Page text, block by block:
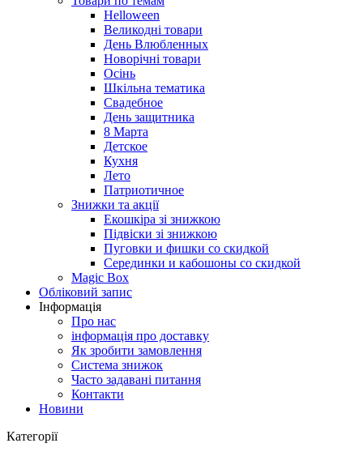
Helloween
Великодні товари
День Влюбленных
Новорічні товари
Осінь
Шкільна тематика
Свадебное
День защитника
8 Марта
Детское
Кухня
Лето
Патриотичное
Знижки та акції
Екошкіра зі знижкою
Підвіски зі знижкою
Пуговки и фишки со скидкой
Серединки и кабошоны со скидкой
Magic Box
Обліковий запис
Інформація
Про нас
інформація про доставку
Як зробити замовлення
Система знижок
Часто задавані питання
Контакти
Новини
Категорії